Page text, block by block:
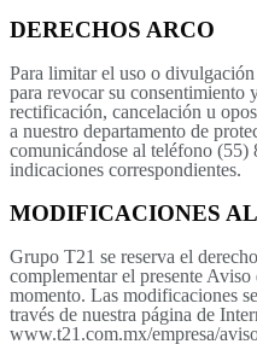
DERECHOS ARCO
Para limitar el uso o divulgación
para revocar su consentimiento
rectificación, cancelación u
a nuestro departamento de
comunicándose al teléfono
indicaciones correspondientes.
MODIFICACIONES
Grupo T21 se reserva el
complementar el presente
momento. Las modificaciones
través de nuestra página de
www.t21.com.mx/empresa/